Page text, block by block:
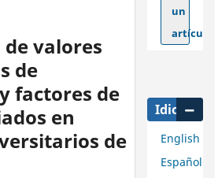
valores
de
factores de
en
de
un
artículo
Idioma
English
Español